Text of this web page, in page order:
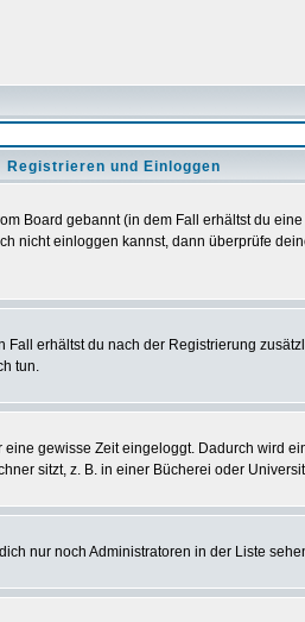
Registrieren und Einloggen
Board gebannt (in dem Fall erhältst du
nicht einloggen kannst, dann überprüfe
erhältst du nach der Registrierung
tun.
gewisse Zeit eingeloggt. Dadurch wird
sitzt, z. B. in einer Bücherei oder
nur noch Administratoren in der Liste